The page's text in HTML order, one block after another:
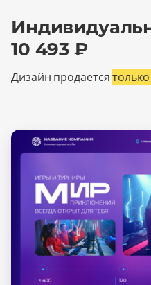
10 493 ₽
Дизайн продается